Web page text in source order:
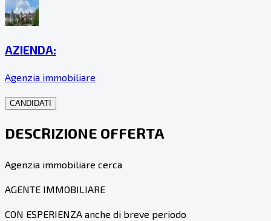
AZIENDA:
Agenzia immobiliare
CANDIDATI
DESCRIZIONE OFFERTA
Agenzia immobiliare cerca
AGENTE IMMOBILIARE
CON ESPERIENZA anche di breve periodo